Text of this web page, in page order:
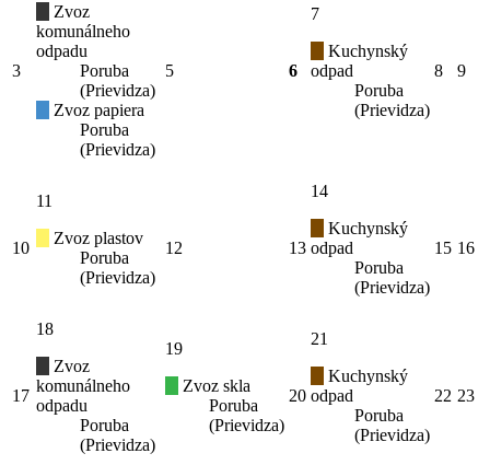
3
Zvoz
komunálneho
odpadu
Poruba
(Prievidza)
Zvoz papiera
Poruba
(Prievidza)
5 6
7
Kuchynský
odpad
Poruba
(Prievidza)
8 9
10
11
Zvoz plastov
Poruba
(Prievidza)
12 13
14
Kuchynský
odpad
Poruba
(Prievidza)
15 16
17
18
Zvoz
komunálneho
odpadu
Poruba
(Prievidza)
19
Zvoz skla
Poruba
(Prievidza)
20
21
Kuchynský
odpad
Poruba
(Prievidza)
22 23